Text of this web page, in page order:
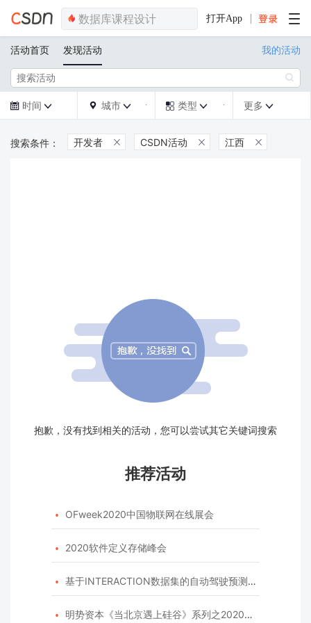
打开App
活动首页 发现活动 我的活动

 时间   城市   类型  更多 
开发者  CSDN活动  江西 
抱歉，没有找到相关的活动，您可以尝试其它关键词搜索
推荐活动
 OFweek2020中国物联网在线展会
 2020软件定义存储峰会
 基于INTERACTION数据集的自动驾驶预测模型挑战赛
 明势资本《当北京遇上硅谷》系列之2020年度开源峰会